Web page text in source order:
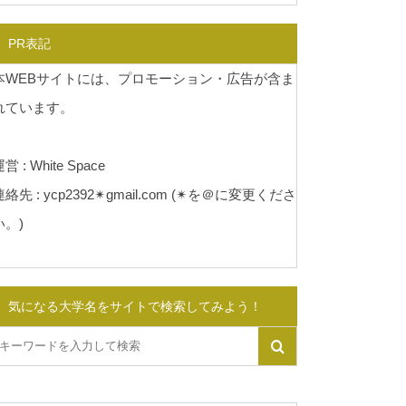
PR表記
WEBサイトには、プロモーション・広告が含ま
ています。
営 : White Space
絡先 : ycp2392✴︎gmail.com (✴︎を＠に変更くださ
。)
気になる大学名をサイトで検索してみよう！